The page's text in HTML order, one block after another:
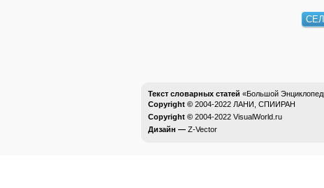
Текст словарных статей «Большой
Copyright © 2004-2022 ЛАНИ, СПИИРАН
Copyright © 2004-2022 VisualWorld.ru
Дизайн — Z-Vector